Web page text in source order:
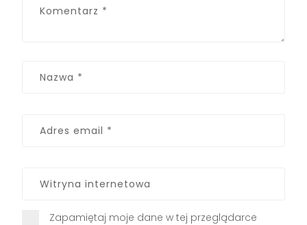
Zapamiętaj moje dane w tej przeglądarce